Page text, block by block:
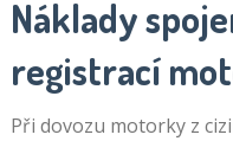
Náklady
registrací
Při dovozu motorky z